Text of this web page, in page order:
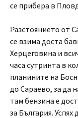
се прибера в
Разстоянието от
се взима доста
Херцеговина и
часа сутринта в
планините на
до Сараево, за да
там бензина е
за България. Успях